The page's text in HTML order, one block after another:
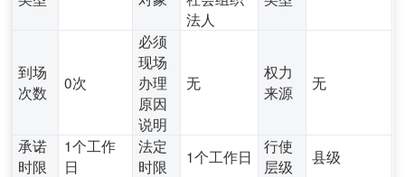
法人
到场
次数
0次
必须
现场
办理
原因
说明
无
权力
来源
无
承诺
时限
1个工作
日
法定
时限
1个工作日
行使
层级
县级